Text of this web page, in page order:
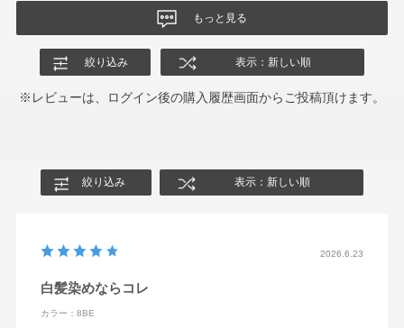
もっと見る
絞り込み 表示：新しい順
※レビューは、ログイン後の購入履歴画面からご投稿頂けます。
絞り込み 表示：新しい順
2026.6.23
白髪染めならコレ
カラー：8BE